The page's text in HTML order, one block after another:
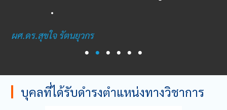
• • • • • •
ผศ.ดร.สุขใจ รัตนยุวกร
บุคลที่ได้รับดำรงตำแหน่งทางวิชาการ